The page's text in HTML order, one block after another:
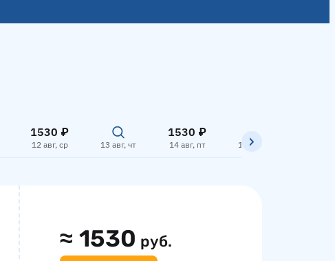
1530 ₽
12 авг, ср 13 авг, чт
1530 ₽
14 авг, пт 15 авг, сб
≈1530 руб.